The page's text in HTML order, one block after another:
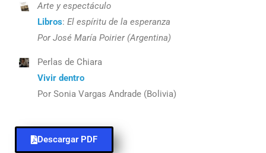
Arte y espectáculo
Libros:El espíritu de la esperanza
Por José María Poirier (Argentina)
Perlas de Chiara
Vivir dentro
Por Sonia Vargas Andrade (Bolivia)
Descargar PDF